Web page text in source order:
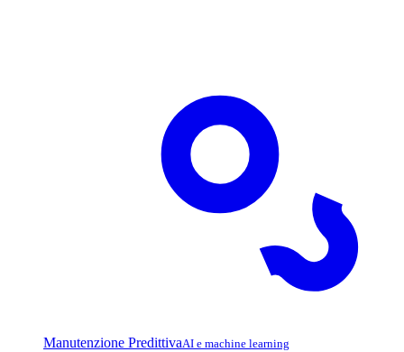
Manutenzione PredittivaAI e machine learning